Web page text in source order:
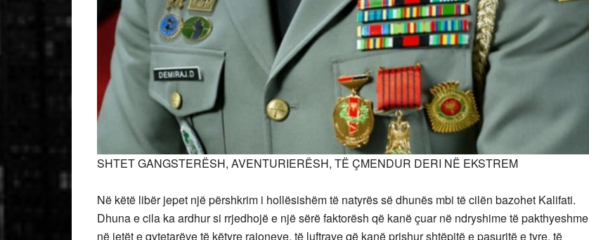
SHTET GANGSTERËSH, AVENTURIERËSH, TË ÇMENDUR DERI NË EKSTREM
Në këtë libër jepet një përshkrim i hollësishëm të natyrës së dhunës mbi të cilën bazohet Kalifati.
Dhuna e cila ka ardhur si rrjedhojë e një sërë faktorësh që kanë çuar në ndryshime të pakthyeshme
në jetët e qytetarëve të këtyre rajoneve, të luftrave që kanë prishur shtëpitë e pasuritë e tyre, të